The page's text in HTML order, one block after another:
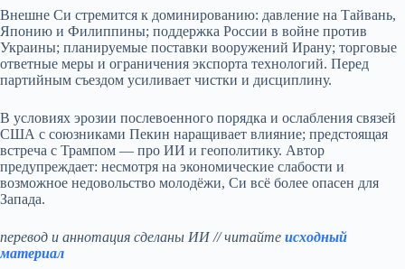
Внешне Си стремится к доминированию: давление на Тайвань,
Японию и Филиппины; поддержка России в войне против
Украины; планируемые поставки вооружений Ирану; торговые
ответные меры и ограничения экспорта технологий. Перед
партийным съездом усиливает чистки и дисциплину.
В условиях эрозии послевоенного порядка и ослабления связей
США с союзниками Пекин наращивает влияние; предстоящая
встреча с Трампом — про ИИ и геополитику. Автор
предупреждает: несмотря на экономические слабости и
возможное недовольство молодёжи, Си всё более опасен для
Запада.
перевод и аннотация сделаны ИИ // читайте исходный
материал